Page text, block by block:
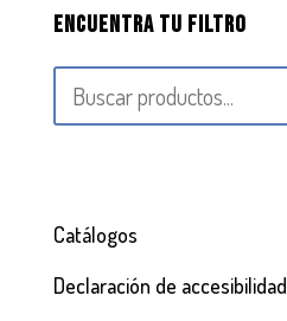
Encuentra tu filtro
Catálogos
Declaración de accesibilidad